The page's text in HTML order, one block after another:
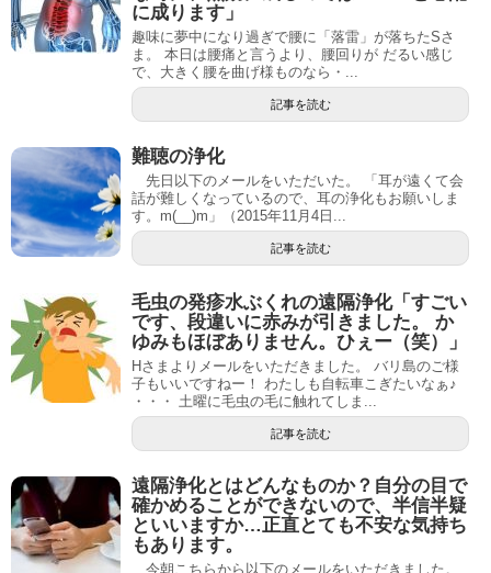
に成ります」
趣味に夢中になり過ぎで腰に「落雷」が落ちたSさ
ま。 本日は腰痛と言うより、腰回りが だるい感じ
で、大きく腰を曲げ様ものなら・...
記事を読む
難聴の浄化
先日以下のメールをいただいた。 「耳が遠くて会
話が難しくなっているので、耳の浄化もお願いしま
す。m(__)m」（2015年11月4日...
記事を読む
毛虫の発疹水ぶくれの遠隔浄化「すごい
です、段違いに赤みが引きました。 か
ゆみもほぼありません。ひぇー（笑）」
Hさまよりメールをいただきました。 バリ島のご様
子もいいですねー！ わたしも自転車こぎたいなぁ♪
・・・ 土曜に毛虫の毛に触れてしま...
記事を読む
遠隔浄化とはどんなものか？自分の目で
確かめることができないので、半信半疑
といいますか…正直とても不安な気持ち
もあります。
今朝こちらから以下のメールをいただきました。